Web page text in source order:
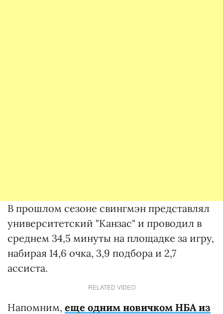
В прошлом сезоне свингмэн представлял
университетский "Канзас" и проводил в
среднем 34,5 минуты на площадке за игру,
набирая 14,6 очка, 3,9 подбора и 2,7
ассиста.
RELATED VIDEO
Напомним, еще одним новичком НБА из